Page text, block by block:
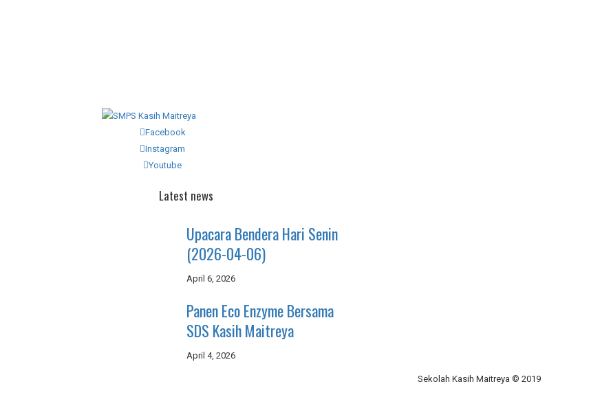
Facebook
Instagram
Youtube
Latest news
Upacara Bendera Hari Senin
(2026-04-06)
April 6, 2026
Panen Eco Enzyme Bersama
SDS Kasih Maitreya
April 4, 2026
Sekolah Kasih Maitreya © 2019